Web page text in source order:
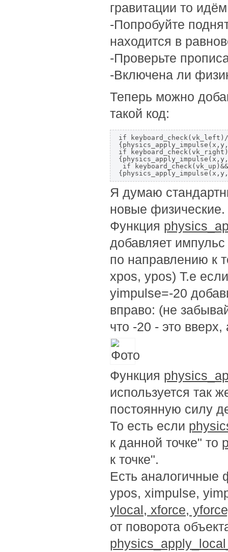
гравитации то
-Попробуйте
находится в
-Проверьте
-Включена ли
Теперь можно
такой код:
if
if
if
Я думаю
новые физические.
Функция
добавляет
по направлению к
xpos, ypos) Т.е
yimpulse=-20
вправо: (не
что -20 - это вверх,
Функция
используется так
постоянную силу
То есть если
к данной точке" то
к точке".
Есть аналогичные
ypos, ximpulse,
ylocal, xforce,
от поворота